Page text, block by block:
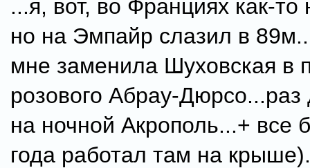
...я, вот, во Франциях как-
но на Эмпайр слазил в
мне заменила Шуховская в
розового Абрау-Дюрсо...раз
на ночной Акрополь...+
года работал там на